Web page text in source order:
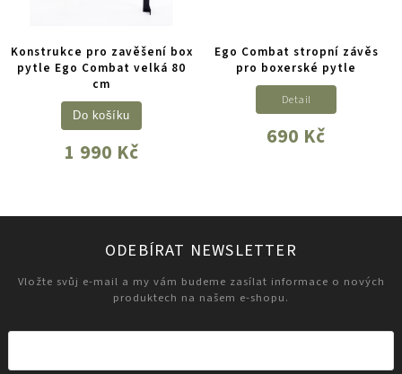
Konstrukce pro zavěšení box
pytle Ego Combat velká 80
cm
1 990 Kč
Do košíku
Ego Combat stropní závěs
pro boxerské pytle
690 Kč
Detail
ODEBÍRAT NEWSLETTER
Vložte svůj e-mail a my vám budeme zasílat informace o nových
produktech na našem e-shopu.